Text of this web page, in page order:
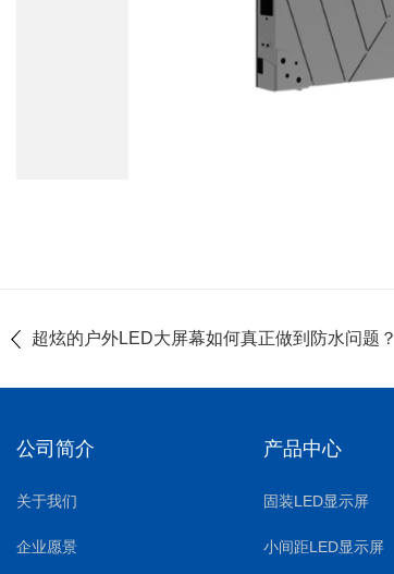
超炫的户外LED大屏幕如何真正做到防水问题？
公司简介
关于我们
企业愿景
产品中心
固装LED显示屏
小间距LED显示屏